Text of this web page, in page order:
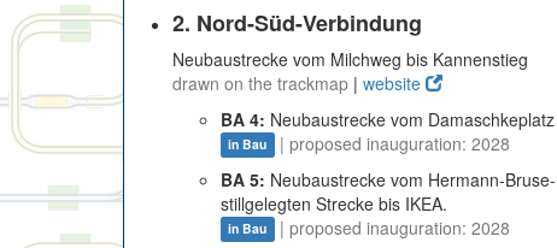
2. Nord-Süd-Verbindung
Neubaustrecke vom Milchweg bis Kannenstieg
drawn on the trackmap | website
BA 4: Neubaustrecke vom
in Bau
| proposed inauguration: 2028
BA 5: Neubaustrecke vom Hermann-
stillgelegten Strecke bis IKEA.
in Bau | proposed inauguration: 2028